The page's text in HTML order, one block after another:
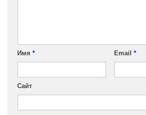
Имя * Email *
Сайт